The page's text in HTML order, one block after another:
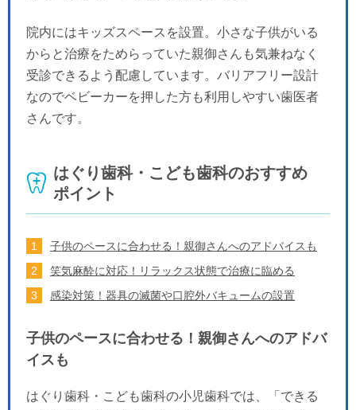
院内にはキッズスペースを設置。小さな子供がいる
からと治療をためらっていた親御さんも気兼ねなく
受診できるよう配慮しています。バリアフリー設計
なのでベビーカーを押した方も利用しやすい歯医者
さんです。
はぐり歯科・こども歯科のおすすめ
ポイント
子供のペースに合わせる！親御さんへのアドバイスも
笑気麻酔に対応！リラックス状態で治療に臨める
感染対策！器具の滅菌や口腔外バキュームの設置
子供のペースに合わせる！親御さんへのアドバ
イスも
はぐり歯科・こども歯科の小児歯科では、「できる